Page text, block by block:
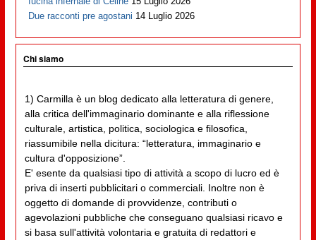
Due racconti pre agostani 14 Luglio 2026
Chi siamo
1) Carmilla è un blog dedicato alla letteratura di genere,
alla critica dell'immaginario dominante e alla riflessione
culturale, artistica, politica, sociologica e filosofica,
riassumibile nella dicitura: “letteratura, immaginario e
cultura d'opposizione”.
E' esente da qualsiasi tipo di attività a scopo di lucro ed è
priva di inserti pubblicitari o commerciali. Inoltre non è
oggetto di domande di provvidenze, contributi o
agevolazioni pubbliche che conseguano qualsiasi ricavo e
si basa sull'attività volontaria e gratuita di redattori e